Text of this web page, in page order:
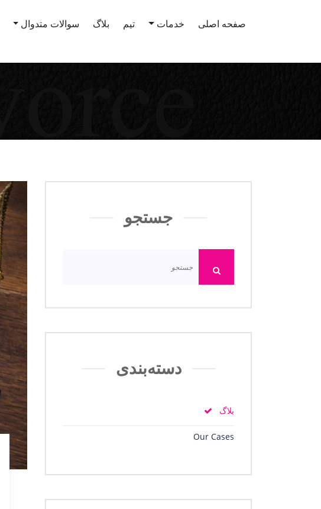
صفحه اصلی خدمات تیم بلاگ سوالات متدوال
جستجو
دسته‌بندی
بلاگ
Our Cases